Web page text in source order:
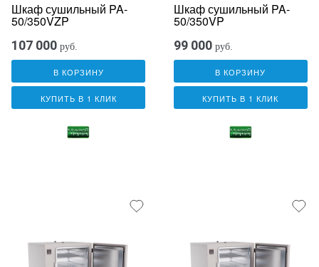
Шкаф сушильный PA-
50/350VZP
107 000 руб.
В КОРЗИНУ
КУПИТЬ В 1 КЛИК
Шкаф сушильный PA-
50/350VP
99 000 руб.
В КОРЗИНУ
КУПИТЬ В 1 КЛИК